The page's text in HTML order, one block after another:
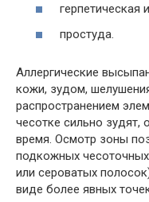
герпетическая
простуда.
Аллергические
кожи, зудом,
распространением
чесотке сильно зудят,
время. Осмотр зоны
подкожных
или сероватых
виде более явных